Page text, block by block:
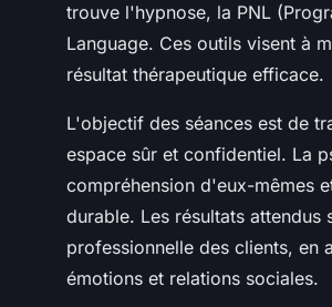
trouve l'hypnose, la PNL
Language. Ces outils visent à
résultat thérapeutique efficace.
L'objectif des séances est de
espace sûr et confidentiel. La
compréhension d'eux-mêmes
durable. Les résultats
professionnelle des clients, en
émotions et relations sociales.